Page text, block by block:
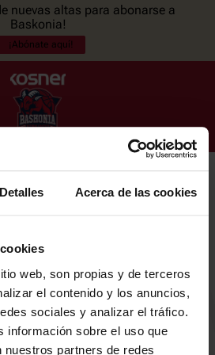
Detalles Acerca de las cookies
web, son propias y de terceros
el contenido y los anuncios,
sociales y analizar el tráfico.
información sobre el uso que
nuestros partners de redes
nuevas altas para abonarse a
Baskonia!
¡Abónate aquí!
del club.
de privacidaddel SASKI BASKONIA